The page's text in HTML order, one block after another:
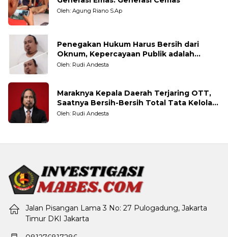
Oleh: Agung Riano S.Ap
Penegakan Hukum Harus Bersih dari
Oknum, Kepercayaan Publik adalah
Taruhannya
Oleh: Rudi Andesta
Maraknya Kepala Daerah Terjaring OTT,
Saatnya Bersih-Bersih Total Tata Kelola
Pemerintahan
Oleh: Rudi Andesta
Jalan Pisangan Lama 3 No: 27 Pulogadung, Jakarta
Timur DKI Jakarta